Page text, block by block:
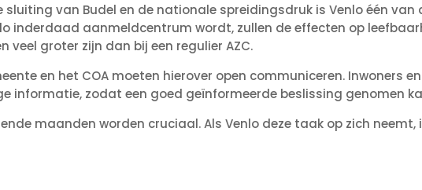
sluiting van Budel en de nationale spreidingsdruk is Venlo één van
inderdaad aanmeldcentrum wordt, zullen de effecten op
veel groter zijn dan bij een regulier AZC.
en het COA moeten hierover open communiceren. Inwoners
informatie, zodat een goed geïnformeerde beslissing genomen
maanden worden cruciaal. Als Venlo deze taak op zich neemt,